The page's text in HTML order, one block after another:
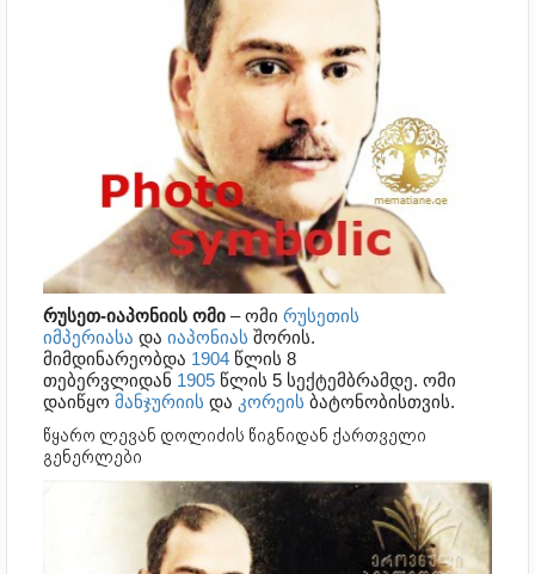
რუსეთ-იაპონიის ომი – ომი რუსეთის
იმპერიასა და იაპონიას შორის.
მიმდინარეობდა 1904 წლის 8
თებერვლიდან 1905 წლის 5 სექტემბრამდე. ომი
დაიწყო მანჯურიის და კორეის ბატონობისთვის.
წყარო ლევან დოლიძის წიგნიდან ქართველი
გენერლები